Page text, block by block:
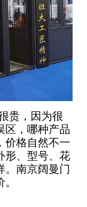
贵，因为很
区，哪种产品
价格自然不一
形、型号、花
。南京阔曼门